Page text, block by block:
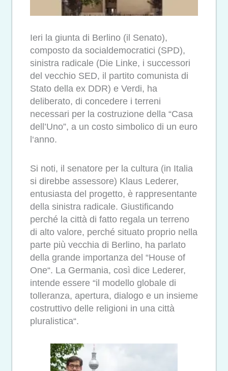
Ieri la giunta di Berlino (il Senato),
composto da socialdemocratici (SPD),
sinistra radicale (Die Linke, i successori
del vecchio SED, il partito comunista di
Stato della ex DDR) e Verdi, ha
deliberato, di concedere i terreni
necessari per la costruzione della “Casa
dell’Uno”, a un costo simbolico di un euro
l‘anno.
Si noti, il senatore per la cultura (in Italia
si direbbe assessore) Klaus Lederer,
entusiasta del progetto, è rappresentante
della sinistra radicale. Giustificando
perché la città di fatto regala un terreno
di alto valore, perché situato proprio nella
parte più vecchia di Berlino, ha parlato
della grande importanza del “House of
One“. La Germania, così dice Lederer,
intende essere “il modello globale di
tolleranza, apertura, dialogo e un insieme
costruttivo delle religioni in una città
pluralistica“.